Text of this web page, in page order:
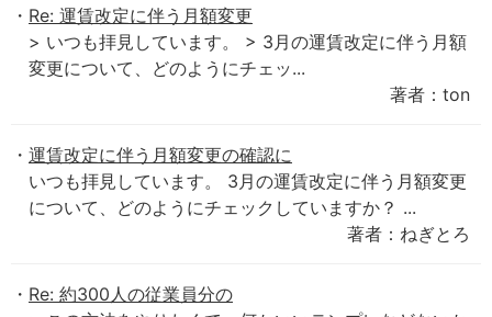
Re: 運賃改定に伴う月額変更
> いつも拝見しています。 > 3月の運賃改定に伴う月額
変更について、どのようにチェッ...
著者：ton
運賃改定に伴う月額変更の確認に
いつも拝見しています。 3月の運賃改定に伴う月額変更
について、どのようにチェックしていますか？ ...
著者：ねぎとろ
Re: 約300人の従業員分の